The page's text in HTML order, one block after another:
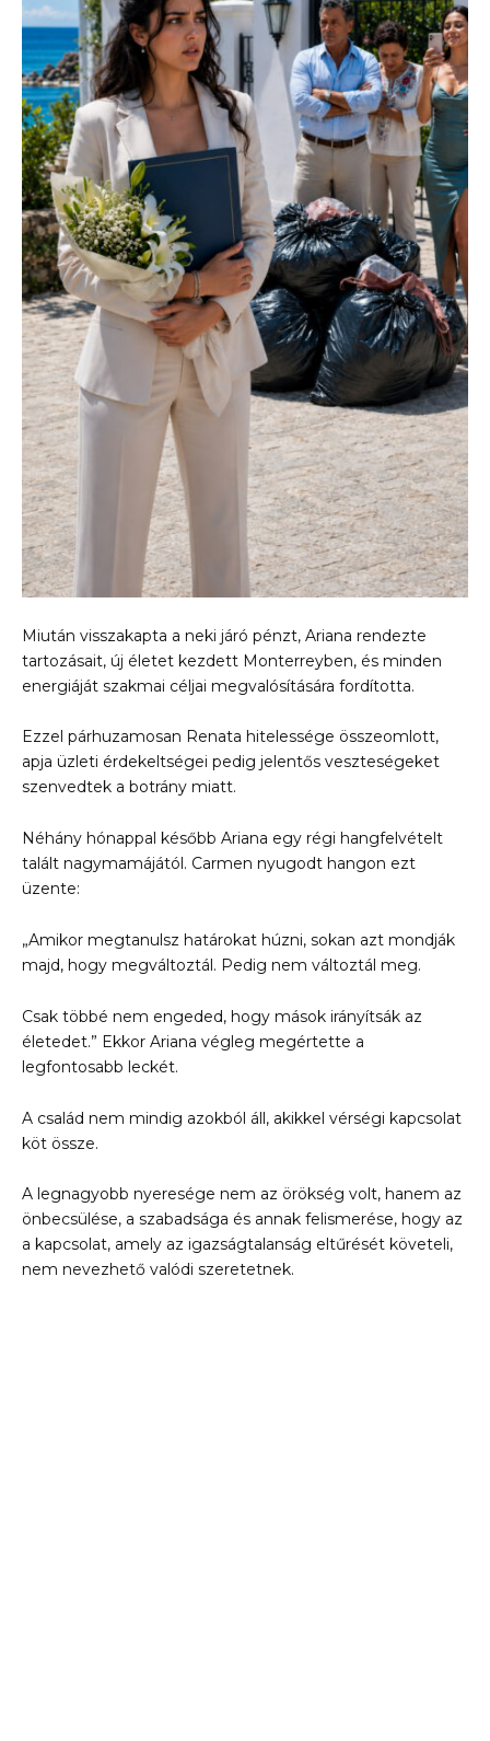
Miután visszakapta a neki járó pénzt, Ariana rendezte
tartozásait, új életet kezdett Monterreyben, és minden
energiáját szakmai céljai megvalósítására fordította.
Ezzel párhuzamosan Renata hitelessége összeomlott,
apja üzleti érdekeltségei pedig jelentős veszteségeket
szenvedtek a botrány miatt.
Néhány hónappal később Ariana egy régi hangfelvételt
talált nagymamájától. Carmen nyugodt hangon ezt
üzente:
„Amikor megtanulsz határokat húzni, sokan azt mondják
majd, hogy megváltoztál. Pedig nem változtál meg.
Csak többé nem engeded, hogy mások irányítsák az
életedet.” Ekkor Ariana végleg megértette a
legfontosabb leckét.
A család nem mindig azokból áll, akikkel vérségi kapcsolat
köt össze.
A legnagyobb nyeresége nem az örökség volt, hanem az
önbecsülése, a szabadsága és annak felismerése, hogy az
a kapcsolat, amely az igazságtalanság eltűrését követeli,
nem nevezhető valódi szeretetnek.